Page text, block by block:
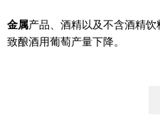
金属产品、酒精以及不含酒精
致酿酒用葡萄产量下降。